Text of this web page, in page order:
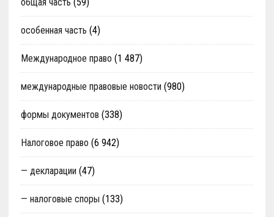
особенная часть (4)
Международное право (1 487)
международные правовые новости (980)
формы документов (338)
Налоговое право (6 942)
— декларации (47)
— налоговые споры (133)